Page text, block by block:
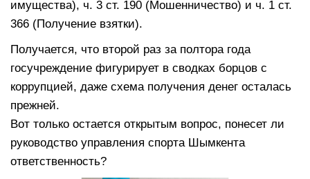
имущества), ч. 3 ст. 190 (Мошенничество) и ч. 1 ст.
366 (Получение взятки).
Получается, что второй раз за полтора года
госучреждение фигурирует в сводках борцов с
коррупцией, даже схема получения денег осталась
прежней.
Вот только остается открытым вопрос, понесет ли
руководство управления спорта Шымкента
ответственность?